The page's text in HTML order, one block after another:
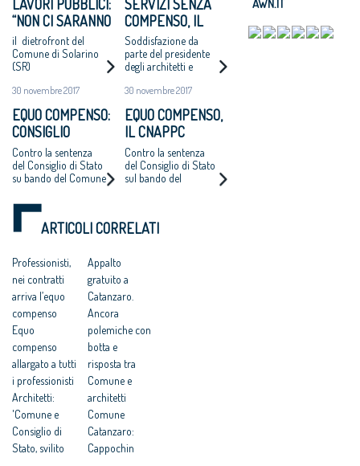
LAVORI PUBBLICI:
“NON CI SARANNO
ALTRI ‘CASI
CATANZARO’ - MAI
PIÙ INCARICHI DI
PROGETTAZIONE
AD UN EURO”
il dietrofront del
Comune di Solarino
(SR)
30 novembre 2017
EQUO COMPENSO:
CONSIGLIO
NAZIONALE
ARCHITETTI
RICORRE ALLA
CORTE EUROPEA
DEI DIRITTI
DELL’UOMO
Contro la sentenza
del Consiglio di Stato
su bando del Comune
Cappochin “è una
pericolosa istigazione
a delinquere”
una competitività
basata su
fondamentalismi
monetari e finalizzata
a tutelare gli interessi
dei grandi gruppi
finanziari”
SERVIZI SENZA
COMPENSO, IL
COMUNE DI
SOLARINO RITIRA
I BANDI DI
PROGETTAZIONE
A UN EURO
Soddisfazione da
parte del presidente
degli architetti e
bando di Catanzaro si
all'aggiudicazione
30 novembre 2017
EQUO COMPENSO,
IL CNAPPC
RICORRE ALLA
CORTE EUROPEA
DEI DIRITTI
Contro la sentenza
del Consiglio di Stato
sul bando del
Piano Strutturale
ARTICOLI CORRELATI
Professionisti,
nei contratti
arriva l’equo
compenso
Equo
compenso
allargato a tutti
i professionisti
Architetti:
'Comune e
Consiglio di
Stato, svilito
Appalto
gratuito a
Catanzaro.
Ancora
polemiche con
botta e
risposta tra
Comune e
architetti
Comune
Catanzaro:
Cappochin
AWN.IT